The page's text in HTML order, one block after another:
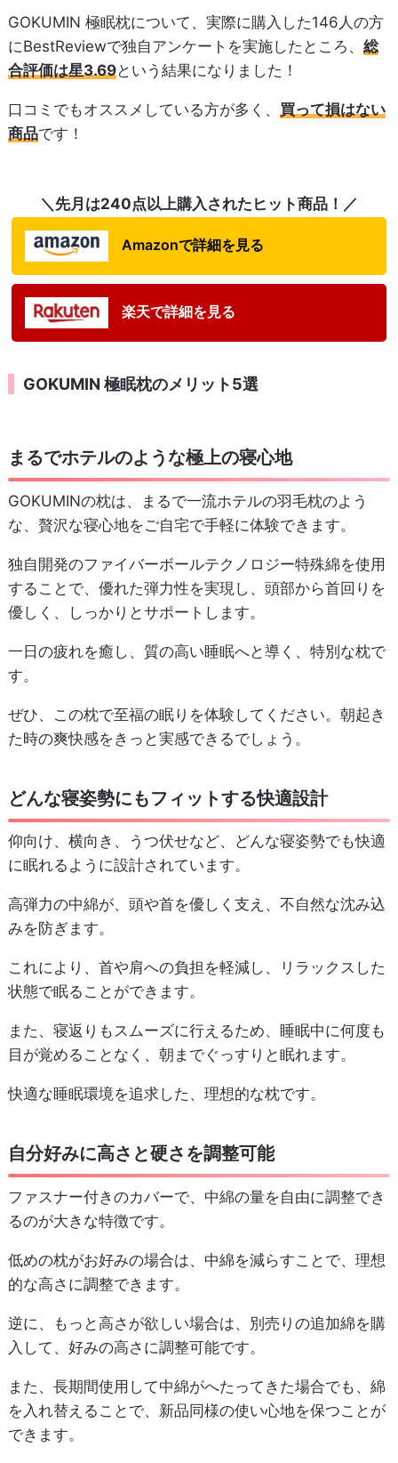
GOKUMIN 極眠枕について、実際に購入した146人の方
にBestReviewで独自アンケートを実施したところ、 総
合評価は星3.69という結果になりました！
口コミでもオススメしている方が多く、 買って損はない
商品です！
＼先月は240点以上購入されたヒット商品！／
Amazonで詳細を見る
楽天で詳細を見る
GOKUMIN 極眠枕のメリット5選
まるでホテルのような極上の寝心地
GOKUMINの枕は、まるで一流ホテルの羽毛枕のよう
な、贅沢な寝心地をご自宅で手軽に体験できます。
独自開発のファイバーボールテクノロジー特殊綿を使用
することで、優れた弾力性を実現し、頭部から首回りを
優しく、しっかりとサポートします。
一日の疲れを癒し、質の高い睡眠へと導く、特別な枕で
す。
ぜひ、この枕で至福の眠りを体験してください。朝起き
た時の爽快感をきっと実感できるでしょう。
どんな寝姿勢にもフィットする快適設計
仰向け、横向き、うつ伏せなど、どんな寝姿勢でも快適
に眠れるように設計されています。
高弾力の中綿が、頭や首を優しく支え、不自然な沈み込
みを防ぎます。
これにより、首や肩への負担を軽減し、リラックスした
状態で眠ることができます。
また、寝返りもスムーズに行えるため、睡眠中に何度も
目が覚めることなく、朝までぐっすりと眠れます。
快適な睡眠環境を追求した、理想的な枕です。
自分好みに高さと硬さを調整可能
ファスナー付きのカバーで、中綿の量を自由に調整でき
るのが大きな特徴です。
低めの枕がお好みの場合は、中綿を減らすことで、理想
的な高さに調整できます。
逆に、もっと高さが欲しい場合は、別売りの追加綿を購
入して、好みの高さに調整可能です。
また、長期間使用して中綿がへたってきた場合でも、綿
を入れ替えることで、新品同様の使い心地を保つことが
できます。